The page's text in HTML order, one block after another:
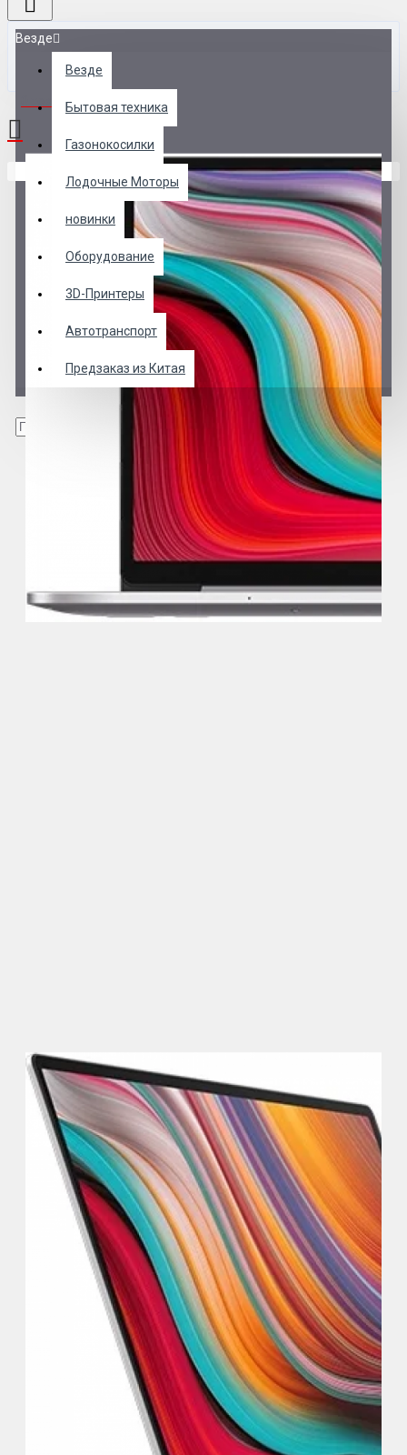
Везде
Везде
Бытовая техника
Газонокосилки
Лодочные Моторы
новинки
Оборудование
3D-Принтеры
Автотранспорт
Предзаказ из Китая
0 товар(ов) - 0 р.